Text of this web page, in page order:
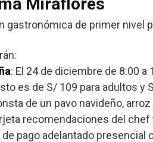
gastronómica de primer nivel
: El 24 de diciembre de 8:00
es de S/ 109 para adultos y
de un pavo navideño,
recomendaciones del
pago adelantado